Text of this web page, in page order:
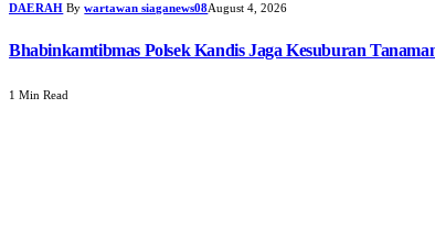
DAERAH By wartawan siaganews08August 4, 2026
Bhabinkamtibmas Polsek Kandis Jaga Kesuburan
1 Min Read